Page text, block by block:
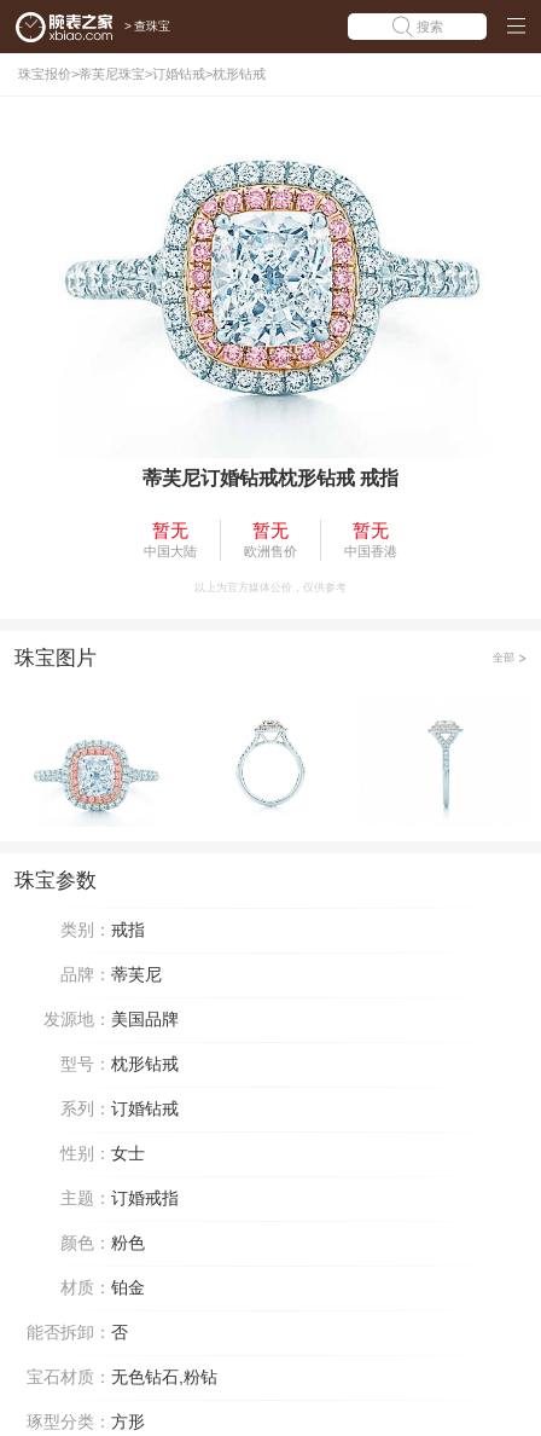
> 查珠宝 搜索
珠宝报价>蒂芙尼珠宝>订婚钻戒>枕形钻戒
蒂芙尼订婚钻戒枕形钻戒 戒指
暂无
中国大陆
暂无
欧洲售价
暂无
中国香港
以上为官方媒体公价，仅供参考
珠宝图片 全部
珠宝参数
类别： 戒指
品牌： 蒂芙尼
发源地： 美国品牌
型号： 枕形钻戒
系列： 订婚钻戒
性别： 女士
主题： 订婚戒指
颜色： 粉色
材质： 铂金
能否拆卸： 否
宝石材质： 无色钻石,粉钻
琢型分类： 方形